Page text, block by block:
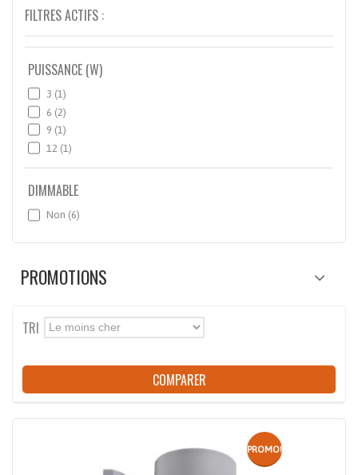
FILTRES ACTIFS :
PUISSANCE (W)
3 (1)
6 (2)
9 (1)
12 (1)
DIMMABLE
Non (6)
PROMOTIONS
TRI Le moins cher
COMPARER
PROMO!